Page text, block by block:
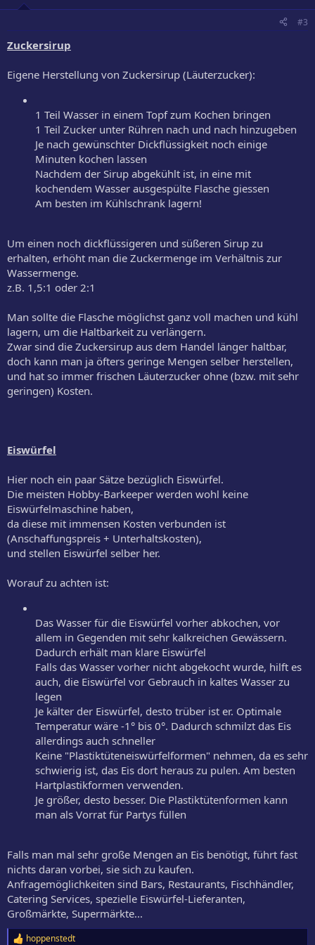
:
#3
Zuckersirup
Eigene Herstellung von Zuckersirup (Läuterzucker):
1 Teil Wasser in einem Topf zum Kochen bringen
1 Teil Zucker unter Rühren nach und nach hinzugeben
Je nach gewünschter Dickflüssigkeit noch einige
Minuten kochen lassen
Nachdem der Sirup abgekühlt ist, in eine mit
kochendem Wasser ausgespülte Flasche giessen
Am besten im Kühlschrank lagern!
Um einen noch dickflüssigeren und süßeren Sirup zu
erhalten, erhöht man die Zuckermenge im Verhältnis zur
Wassermenge.
z.B. 1,5:1 oder 2:1
Man sollte die Flasche möglichst ganz voll machen und kühl
lagern, um die Haltbarkeit zu verlängern.
Zwar sind die Zuckersirup aus dem Handel länger haltbar,
doch kann man ja öfters geringe Mengen selber herstellen,
und hat so immer frischen Läuterzucker ohne (bzw. mit sehr
geringen) Kosten.
Eiswürfel
Hier noch ein paar Sätze bezüglich Eiswürfel.
Die meisten Hobby-Barkeeper werden wohl keine
Eiswürfelmaschine haben,
da diese mit immensen Kosten verbunden ist
(Anschaffungspreis + Unterhaltskosten),
und stellen Eiswürfel selber her.
Worauf zu achten ist:
Das Wasser für die Eiswürfel vorher abkochen, vor
allem in Gegenden mit sehr kalkreichen Gewässern.
Dadurch erhält man klare Eiswürfel
Falls das Wasser vorher nicht abgekocht wurde, hilft es
auch, die Eiswürfel vor Gebrauch in kaltes Wasser zu
legen
Je kälter der Eiswürfel, desto trüber ist er. Optimale
Temperatur wäre -1° bis 0°. Dadurch schmilzt das Eis
allerdings auch schneller
Keine "Plastiktüteneiswürfelformen" nehmen, da es sehr
schwierig ist, das Eis dort heraus zu pulen. Am besten
Hartplastikformen verwenden.
Je größer, desto besser. Die Plastiktütenformen kann
man als Vorrat für Partys füllen
Falls man mal sehr große Mengen an Eis benötigt, führt fast
nichts daran vorbei, sie sich zu kaufen.
Anfragemöglichkeiten sind Bars, Restaurants, Fischhändler,
Catering Services, spezielle Eiswürfel-Lieferanten,
Großmärkte, Supermärkte...
R hoppenstedt